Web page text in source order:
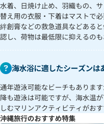
水着、日焼け止め、羽織もの、
替え用の衣服・下着はマストで
絆創膏などの救急道具などある
認し、荷物は最低限に抑えるのも
海水浴に適したシーズンは
通年遊泳可能なビーチもありま
降も遊泳は可能ですが、海水温
しむマリンアクティビティがおす
沖縄旅行のおすすめ特集